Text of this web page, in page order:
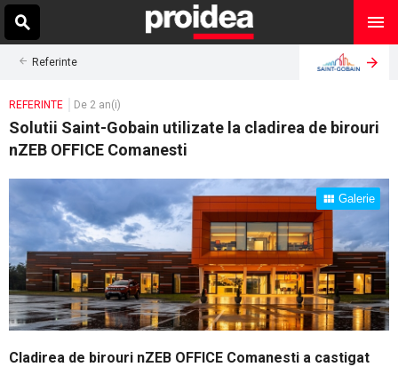
Referinte
REFERINTE De 2 an(i)
Solutii Saint-Gobain utilizate la cladirea de birouri
nZEB OFFICE Comanesti
Galerie
Cladirea de birouri nZEB OFFICE Comanesti a castigat